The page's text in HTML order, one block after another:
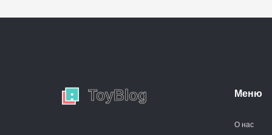
Меню
О нас